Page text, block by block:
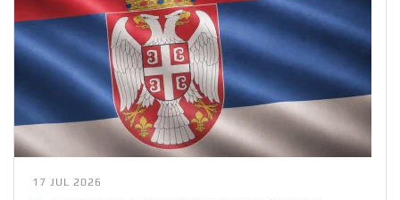
17 JUL 2026